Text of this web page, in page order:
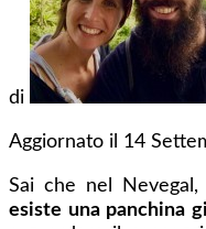
di
Aggiornato il 14
Sai che nel
esiste una panchina